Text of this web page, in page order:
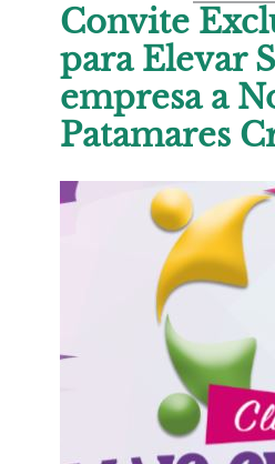
Convite
para Elevar
empresa a
Patamares